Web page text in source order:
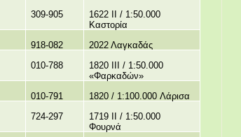
309-905
1622 II / 1:50.000
Καστορία
918-082
2022 Λαγκαδάς
010-788
1820 III / 1:50.000
«Φαρκαδών»
010-791
1820 / 1:100.000 Λάρισα
724-297
1719 II / 1:50.000
Φουρνά